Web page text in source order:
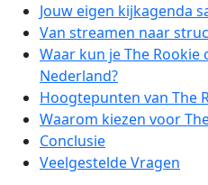
Jouw eigen kijkagenda
Van streamen naar
Waar kun je The
Nederland?
Hoogtepunten van The
Waarom kiezen voor
Conclusie
Veelgestelde Vragen